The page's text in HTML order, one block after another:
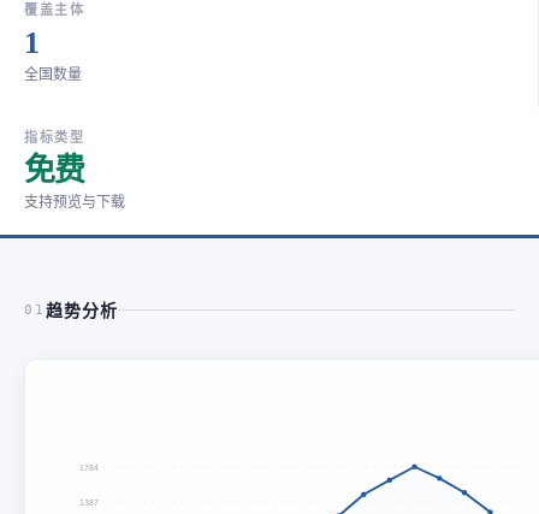
覆盖主体
1
全国数量
指标类型
免费
支持预览与下载
01 趋势分析
1784
1387